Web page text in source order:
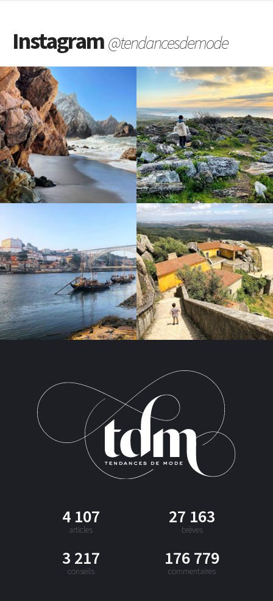
Instagram@tendancesdemode
4 107
articles
27 163
brèves
3 217
conseils
176 779
commentaires